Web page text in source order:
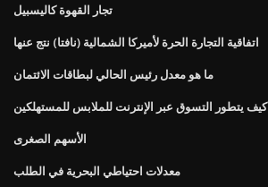
تجار القهوة كاليسبيل
اتفاقية التجارة الحرة لأميركا الشمالية (نافتا) نتج عنها
ما هو معدل رئيس الحالي لبطاقات الائتمان
كيف يتطور التسوق عبر الإنترنت للملابس للمستهلكين
الأسهم الصغرى
معدلات احتياطي البحرية في الطلب